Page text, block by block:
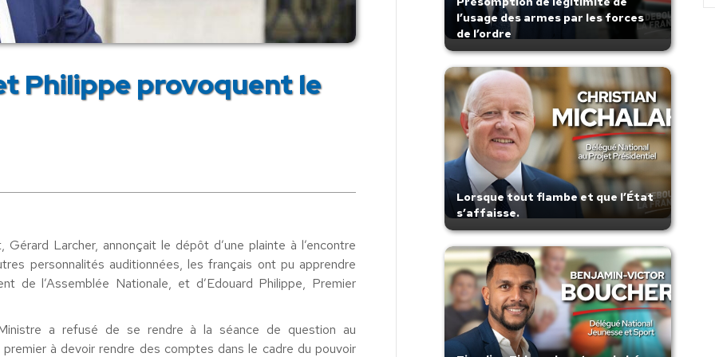
Philippe provoquent le
Larcher, annonçait le dépôt d’une plainte à l’encontre
personnalités auditionnées, les français ont pu apprendre
de l’Assemblée Nationale, et d’Edouard Philippe, Premier
a refusé de se rendre à la séance de question au
à devoir rendre des comptes dans le cadre du pouvoir
l’usage des armes par les forces
de l’ordre
Lorsque tout flambe et que l’État
s’affaisse.